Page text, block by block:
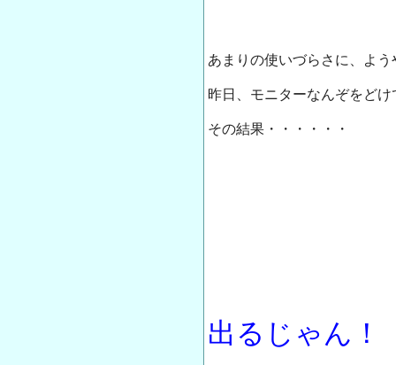
あまりの使いづらさに、よ
昨日、モニターなんぞをど
その結果・・・・・・
出るじゃん！